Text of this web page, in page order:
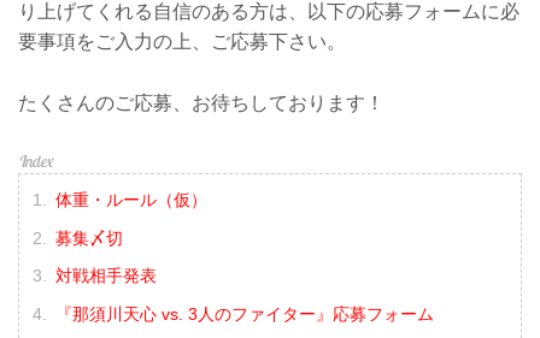
り上げてくれる自信のある方は、以下の応募フォームに必
要事項をご入力の上、ご応募下さい。
たくさんのご応募、お待ちしております！
体重・ルール（仮）
募集〆切
対戦相手発表
『那須川天心 vs. 3人のファイター』応募フォーム